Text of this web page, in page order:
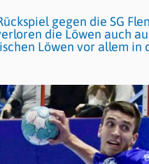
gegen die SG
die Löwen auch
Löwen vor allem in